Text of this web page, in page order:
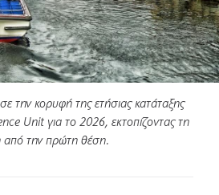
την κορυφή της ετήσιας κατάταξης
Unit για το 2026, εκτοπίζοντας τη
από την πρώτη θέση.